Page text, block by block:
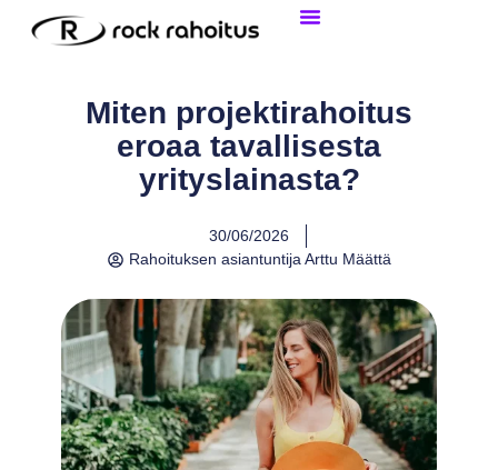
Miten projektirahoitus
eroaa tavallisesta
yrityslainasta?
30/06/2026
Rahoituksen asiantuntijaArttu Määttä